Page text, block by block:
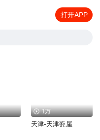
打开APP
1万
天津-天津瓷屋